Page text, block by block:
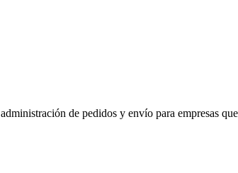
de pedidos y envío para empresas